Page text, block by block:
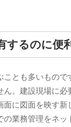
するのに便
とも多いもの
。建設現場に
に図面を映す
業務管理をネ